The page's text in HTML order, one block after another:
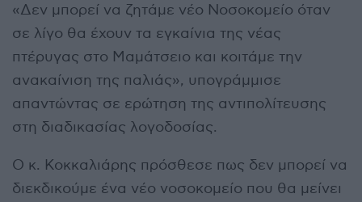
«Δεν μπορεί να ζητάμε νέο Νοσοκομείο όταν
σε λίγο θα έχουν τα εγκαίνια της νέας
πτέρυγας στο Μαμάτσειο και κοιτάμε την
ανακαίνιση της παλιάς», υπογράμμισε
απαντώντας σε ερώτηση της αντιπολίτευσης
στη διαδικασίας λογοδοσίας.
Ο κ. Κοκκαλιάρης πρόσθεσε πως δεν μπορεί να
διεκδικούμε ένα νέο νοσοκομείο που θα μείνει